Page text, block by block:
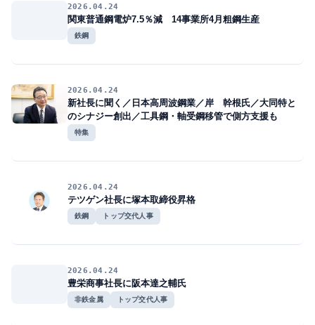
2026.04.24
関東普通鋼電炉7.5％減 14事業所4月粗鋼生産
鉄鋼
2026.04.24
新社長に聞く／日本高周波鋼業／岸 幹根氏／大同特と
のシナジー創出／工具鋼・軸受鋼移管で側方支援も
特集
2026.04.24
テツゲン社長に塚本取締役昇格
鉄鋼 トップ交代人事
2026.04.24
豊栄商事社長に阪本達之輔氏
非鉄金属 トップ交代人事